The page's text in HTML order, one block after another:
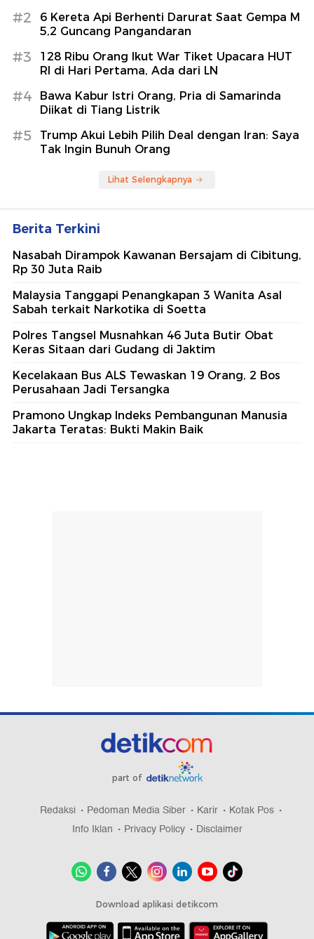
#2
6 Kereta Api Berhenti Darurat Saat Gempa M
5,2 Guncang Pangandaran
#3
128 Ribu Orang Ikut War Tiket Upacara HUT
RI di Hari Pertama, Ada dari LN
#4
Bawa Kabur Istri Orang, Pria di Samarinda
Diikat di Tiang Listrik
#5
Trump Akui Lebih Pilih Deal dengan Iran: Saya
Tak Ingin Bunuh Orang
Lihat Selengkapnya
Berita Terkini
Nasabah Dirampok Kawanan Bersajam di Cibitung,
Rp 30 Juta Raib
Malaysia Tanggapi Penangkapan 3 Wanita Asal
Sabah terkait Narkotika di Soetta
Polres Tangsel Musnahkan 46 Juta Butir Obat
Keras Sitaan dari Gudang di Jaktim
Kecelakaan Bus ALS Tewaskan 19 Orang, 2 Bos
Perusahaan Jadi Tersangka
Pramono Ungkap Indeks Pembangunan Manusia
Jakarta Teratas: Bukti Makin Baik
part of
Redaksi Pedoman Media Siber Karir
Kotak Pos
Info Iklan
Privacy Policy Disclaimer
Download aplikasi detikcom